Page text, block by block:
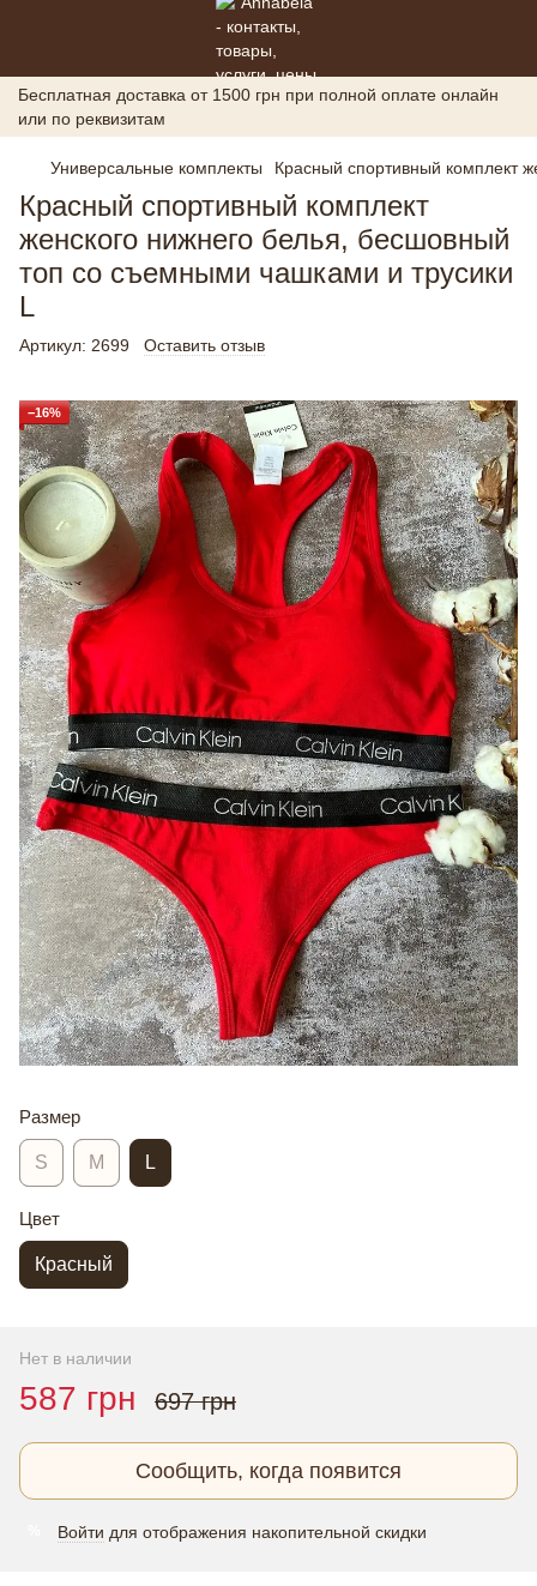
Бесплатная доставка от 1500 грн при полной оплате онлайн
или по реквизитам
Универсальные комплекты Красный спортивный комплект
Красный спортивный комплект
женского нижнего белья, бесшовный
топ со съемными чашками и трусики
L
Артикул: 2699 Оставить отзыв
−16%
Размер
S M L
Цвет
Красный
Нет в наличии
587 грн 697 грн
Сообщить, когда появится
Войти для отображения накопительной скидки